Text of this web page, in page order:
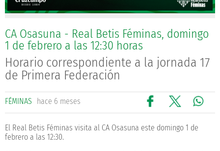
CA Osasuna - Real Betis Féminas, domingo
1 de febrero a las 12:30 horas
Horario correspondiente a la jornada 17
de Primera Federación
FÉMINAS hace 6 meses
El Real Betis Féminas visita al CA Osasuna este domingo 1 de
febrero a las 12:30.